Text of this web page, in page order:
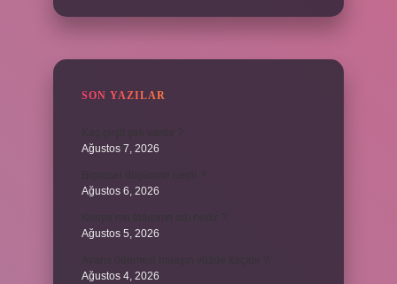
SON YAZILAR
Ağustos 7, 2026
Ağustos 6, 2026
Ağustos 5, 2026
Ağustos 4, 2026